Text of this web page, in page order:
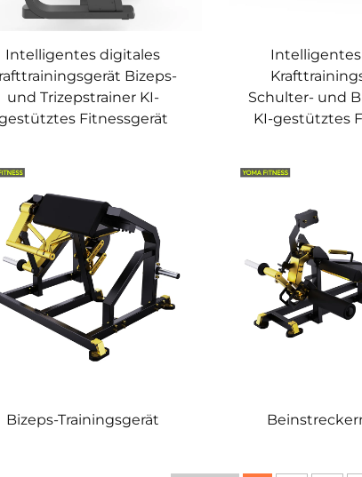
Intelligentes digitales
Bizeps-
und Trizepstrainer KI-
Fitnessgerät
Schulter- und
KI-gestütztes
Bizeps-Trainingsgerät